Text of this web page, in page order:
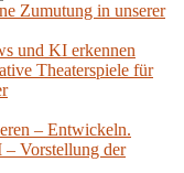
Zumutung in unserer
und KI erkennen
Theaterspiele für
– Entwickeln.
– Vorstellung der